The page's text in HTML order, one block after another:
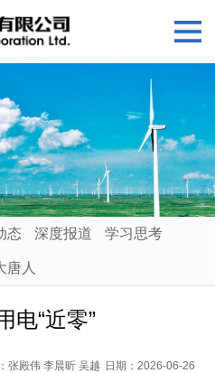
态 深度报道 学习思考
唐人
电“近零”
张殿伟 李晨昕 吴越 日期： 2026-06-26